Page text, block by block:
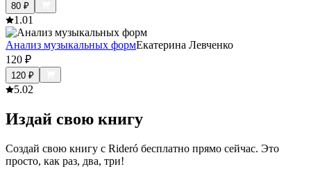
80 ₽
1.01
Анализ музыкальных формЕкатерина Левченко
120 ₽
120 ₽
5.02
Издай свою книгу
Создай свою книгу с Rideró бесплатно прямо сейчас. Это
просто, как раз, два, три!